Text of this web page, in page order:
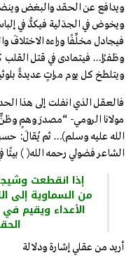
ويدافع عن الحقد والبغض
ويخوض في الجدَلية فيكدُّ في
فيجادل مخلِّفًا وراءه
وظفرًا… فيتمادى في قتل
ويتلطخ كل يوم مراتٍ عديدةً
فالعقل الذي انفلت إلى هذا
مولانا الرومي- “مصدرَ وهمٍ
الله عليه وسلم)… ثم يُقالَ:
الشاعر فضولي رحمه الله( )
إذا انقطعت
من السماوية إلى
الأعداء ويقيم
أريد من عقلي إشارة ودلالة